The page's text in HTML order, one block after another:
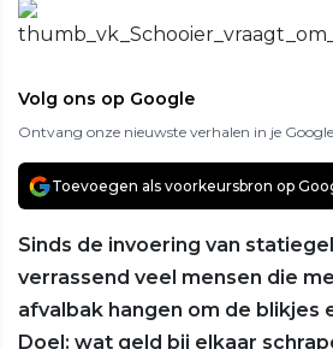
Volg ons op Google
Ontvang onze nieuwste verhalen in je
Toevoegen als voorkeursbron op
Sinds de invoering van
verrassend veel mensen die
afvalbak hangen om de blikjes
Doel: wat geld bij elkaar